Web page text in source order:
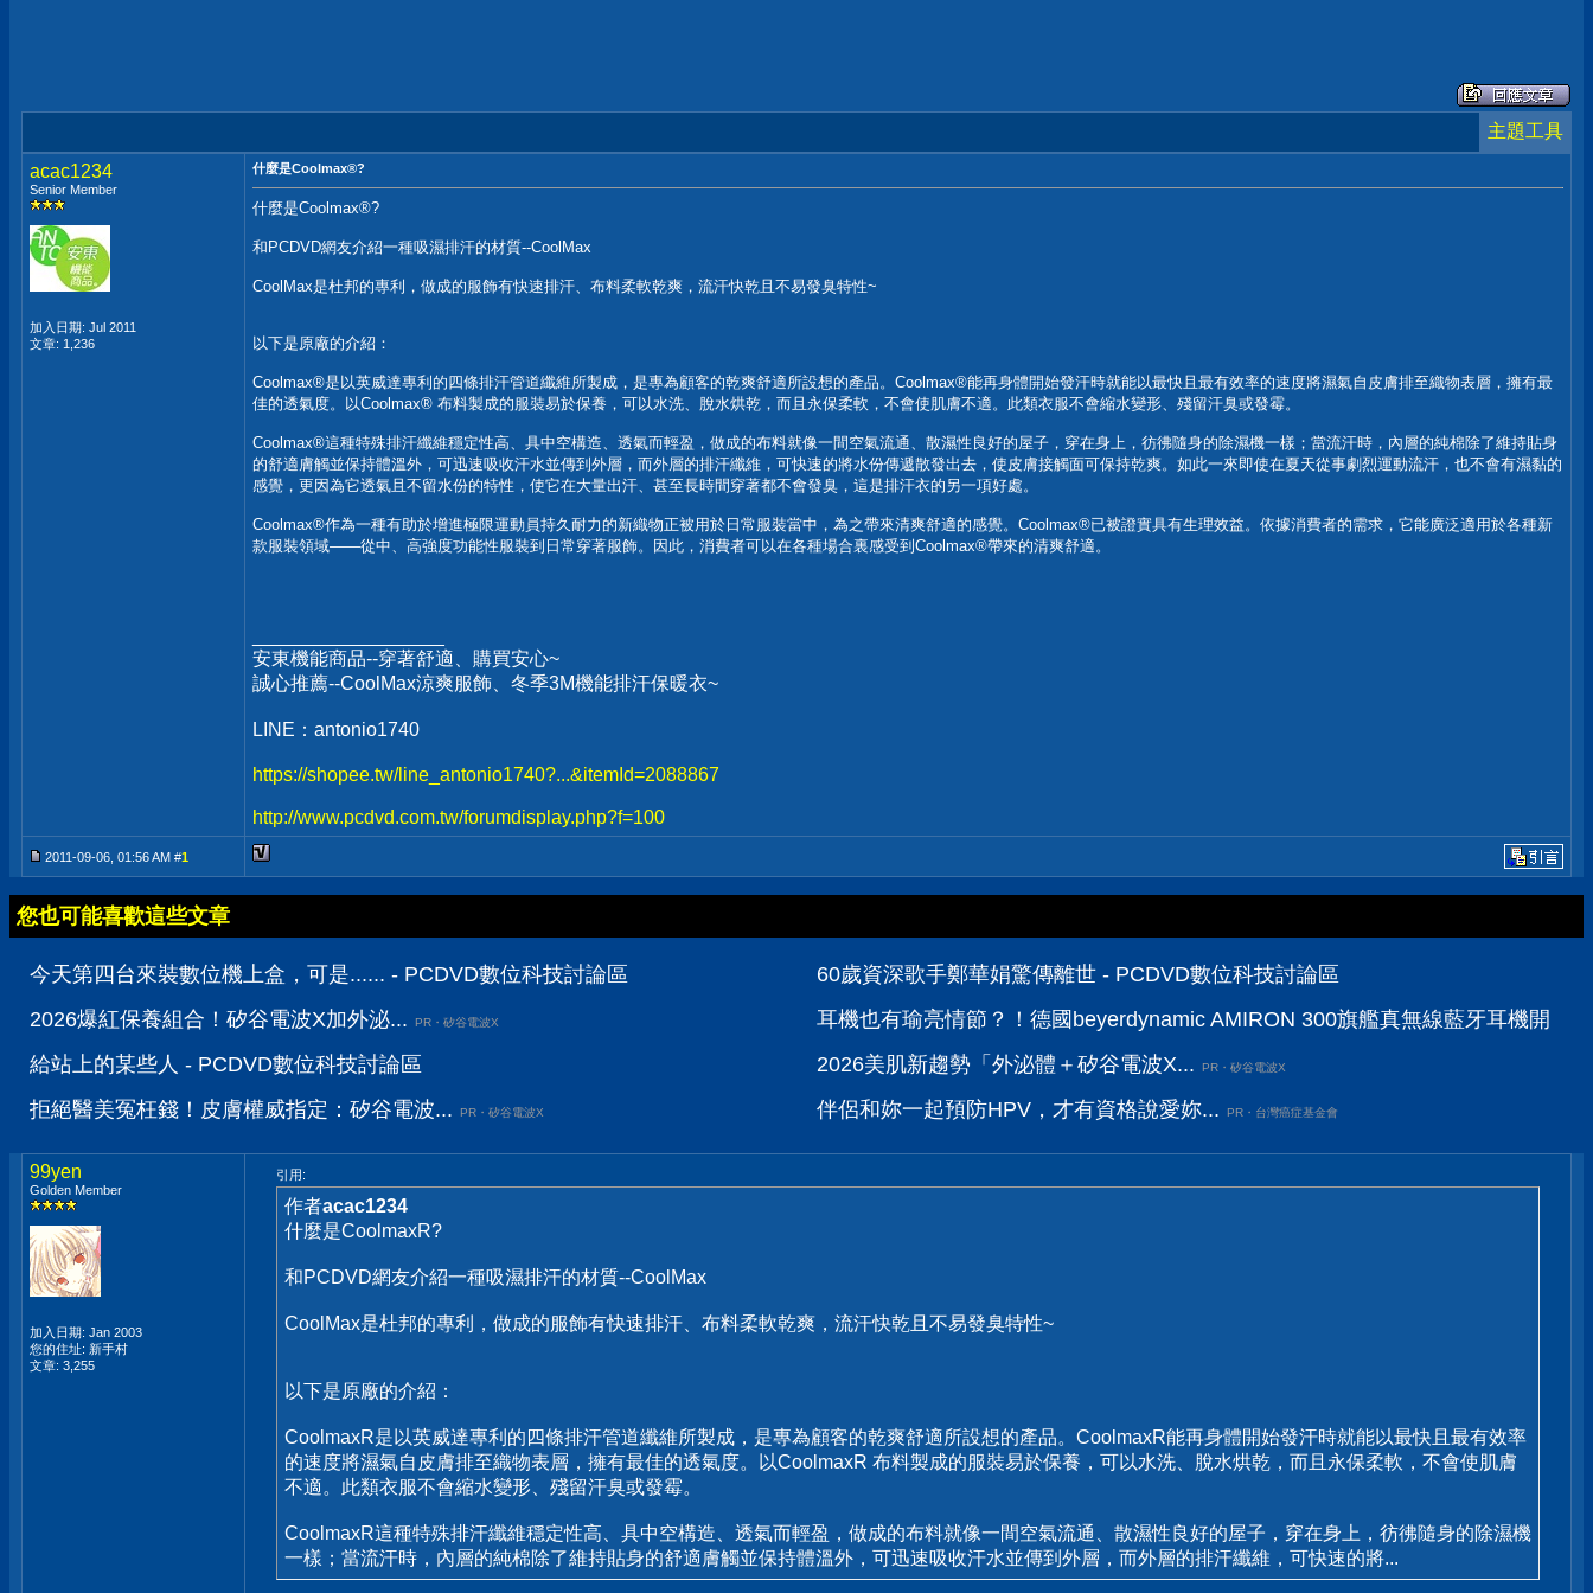
主題工具
acac1234
Senior Member
加入日期: Jul 2011
文章: 1,236
什麼是Coolmax®?
什麼是Coolmax®?
和PCDVD網友介紹一種吸濕排汗的材質--CoolMax
CoolMax是杜邦的專利，做成的服飾有快速排汗、布料柔軟乾爽，流汗快乾且不易發臭特性~
以下是原廠的介紹：
Coolmax®是以英威達專利的四條排汗管道纖維所製成，是專為顧客的乾爽舒適所設想的產品。Coolmax®能再身體開始發汗時就能以最快且最有效率的速度將濕氣自皮膚排至織物表層，擁有最
佳的透氣度。以Coolmax® 布料製成的服裝易於保養，可以水洗、脫水烘乾，而且永保柔軟，不會使肌膚不適。此類衣服不會縮水變形、殘留汗臭或發霉。
Coolmax®這種特殊排汗纖維穩定性高、具中空構造、透氣而輕盈，做成的布料就像一間空氣流通、散濕性良好的屋子，穿在身上，彷彿隨身的除濕機一樣；當流汗時，內層的純棉除了維持貼身
的舒適膚觸並保持體溫外，可迅速吸收汗水並傳到外層，而外層的排汗纖維，可快速的將水份傳遞散發出去，使皮膚接觸面可保持乾爽。如此一來即使在夏天從事劇烈運動流汗，也不會有濕黏的
感覺，更因為它透氣且不留水份的特性，使它在大量出汗、甚至長時間穿著都不會發臭，這是排汗衣的另一項好處。
Coolmax®作為一種有助於增進極限運動員持久耐力的新織物正被用於日常服裝當中，為之帶來清爽舒適的感覺。Coolmax®已被證實具有生理效益。依據消費者的需求，它能廣泛適用於各種新
款服裝領域——從中、高強度功能性服裝到日常穿著服飾。因此，消費者可以在各種場合裏感受到Coolmax®帶來的清爽舒適。
安東機能商品--穿著舒適、購買安心~
誠心推薦--CoolMax涼爽服飾、冬季3M機能排汗保暖衣~
LINE：antonio1740
https://shopee.tw/line_antonio1740?...&itemId=2088867
http://www.pcdvd.com.tw/forumdisplay.php?f=100
2011-09-06, 01:56 AM #1
您也可能喜歡這些文章
今天第四台來裝數位機上盒，可是...... - PCDVD數位科技討論區
2026爆紅保養組合！矽谷電波X加外泌...
PR・矽谷電波X
給站上的某些人 - PCDVD數位科技討論區
拒絕醫美冤枉錢！皮膚權威指定：矽谷電波...
PR・矽谷電波X
60歲資深歌手鄭華娟驚傳離世 - PCDVD數位科技討論區
耳機也有瑜亮情節？！德國beyerdynamic AMIRON 300旗艦真無線藍牙耳機開箱
2026美肌新趨勢「外泌體＋矽谷電波X...
PR・矽谷電波X
伴侶和妳一起預防HPV，才有資格說愛妳... PR・台灣癌症基金會
99yen
Golden Member
加入日期: Jan 2003
您的住址: 新手村
文章: 3,255
引用:
作者acac1234
什麼是CoolmaxR?
和PCDVD網友介紹一種吸濕排汗的材質--CoolMax
CoolMax是杜邦的專利，做成的服飾有快速排汗、布料柔軟乾爽，流汗快乾且不易發臭特性~
以下是原廠的介紹：
CoolmaxR是以英威達專利的四條排汗管道纖維所製成，是專為顧客的乾爽舒適所設想的產品。CoolmaxR能再身體開始發汗時就能以最快且最有效率
的速度將濕氣自皮膚排至織物表層，擁有最佳的透氣度。以CoolmaxR 布料製成的服裝易於保養，可以水洗、脫水烘乾，而且永保柔軟，不會使肌膚
不適。此類衣服不會縮水變形、殘留汗臭或發霉。
CoolmaxR這種特殊排汗纖維穩定性高、具中空構造、透氣而輕盈，做成的布料就像一間空氣流通、散濕性良好的屋子，穿在身上，彷彿隨身的除濕機
一樣；當流汗時，內層的純棉除了維持貼身的舒適膚觸並保持體溫外，可迅速吸收汗水並傳到外層，而外層的排汗纖維，可快速的將...